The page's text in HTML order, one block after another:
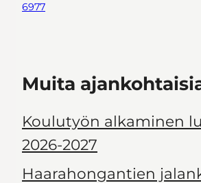
6977
Muita
Koulutyön alkaminen
2026-2027
Haarahongantien